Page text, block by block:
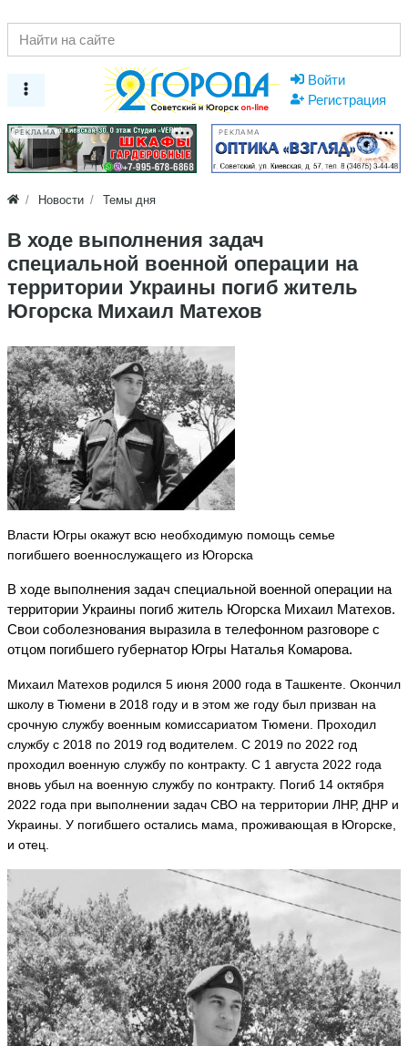
Войти
Регистрация
РЕКЛАМА РЕКЛАМА
Новости Темы дня
В ходе выполнения задач
специальной военной операции на
территории Украины погиб житель
Югорска Михаил Матехов
Власти Югры окажут всю необходимую помощь семье
погибшего военнослужащего из Югорска
В ходе выполнения задач специальной военной операции на
территории Украины погиб житель Югорска Михаил Матехов.
Свои соболезнования выразила в телефонном разговоре с
отцом погибшего губернатор Югры Наталья Комарова.
Михаил Матехов родился 5 июня 2000 года в Ташкенте. Окончил
школу в Тюмени в 2018 году и в этом же году был призван на
срочную службу военным комиссариатом Тюмени. Проходил
службу с 2018 по 2019 год водителем. С 2019 по 2022 год
проходил военную службу по контракту. С 1 августа 2022 года
вновь убыл на военную службу по контракту. Погиб 14 октября
2022 года при выполнении задач СВО на территории ЛНР, ДНР и
Украины. У погибшего остались мама, проживающая в Югорске,
и отец.